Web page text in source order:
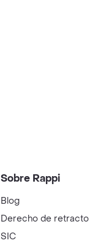
Sobre Rappi
Blog
Derecho de retracto
SIC